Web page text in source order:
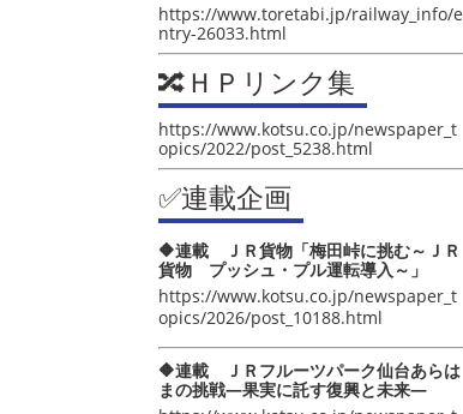
https://www.toretabi.jp/railway_info/e
ntry-26033.html
🔀ＨＰリンク集
https://www.kotsu.co.jp/newspaper_t
opics/2022/post_5238.html
✅連載企画
🔶連載 ＪＲ貨物「梅田峠に挑む～ＪＲ
貨物 プッシュ・プル運転導入～」
https://www.kotsu.co.jp/newspaper_t
opics/2026/post_10188.html
🔶連載 ＪＲフルーツパーク仙台あらは
まの挑戦―果実に託す復興と未来―